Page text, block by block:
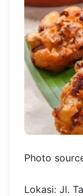
Photo
Lokasi: Jl.